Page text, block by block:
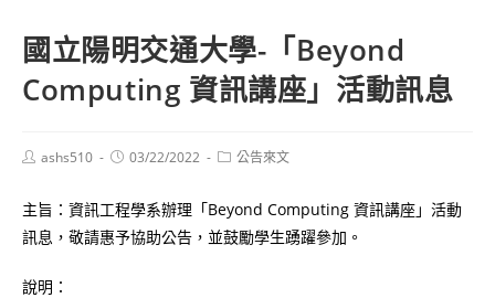
國立陽明交通大學-「Beyond
Computing 資訊講座」活動訊息
Postashs510
Post03/22/2022
Post公告來文
主旨：資訊工程學系辦理「Beyond Computing 資訊講座」活動
訊息，敬請惠予協助公告，並鼓勵學生踴躍參加。
說明：